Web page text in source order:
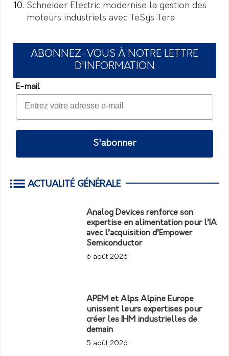
Schneider Electric modernise la gestion des
moteurs industriels avec TeSys Tera
ABONNEZ-VOUS À NOTRE LETTRE
D'INFORMATION
E-mail
S'abonner
ACTUALITÉ GÉNÉRALE
Analog Devices renforce son
expertise en alimentation pour l’IA
avec l’acquisition d’Empower
Semiconductor
6 août 2026
APEM et Alps Alpine Europe
unissent leurs expertises pour
créer les IHM industrielles de
demain
5 août 2026